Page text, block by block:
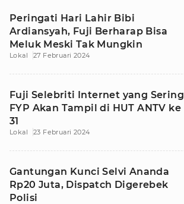
Peringati Hari Lahir Bibi
Ardiansyah, Fuji Berharap Bisa
Meluk Meski Tak Mungkin
Lokal 27 Februari 2024
Fuji Selebriti Internet yang Sering
FYP Akan Tampil di HUT ANTV ke
31
Lokal 23 Februari 2024
Gantungan Kunci Selvi Ananda
Rp20 Juta, Dispatch Digerebek
Polisi